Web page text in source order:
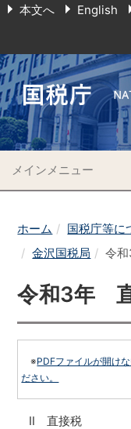
本文へ English
メインメニュー
ホーム 国税庁等に
金沢国税局
令
令和3年 直
※PDFファイルが開け
ださい。
Ⅱ 直接税